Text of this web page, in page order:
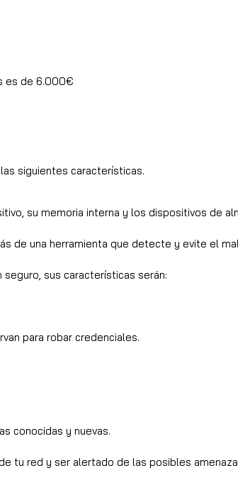
es de 6.000€
siguientes características.
su memoria interna y los dispositivos de
de una herramienta que detecte y evite el
sus características serán:
para robar credenciales.
conocidas y nuevas.
tu red y ser alertado de las posibles